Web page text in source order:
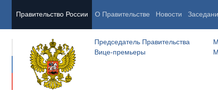
Правительство России О Правительстве Новости
Председатель Правительства
Вице-премьеры